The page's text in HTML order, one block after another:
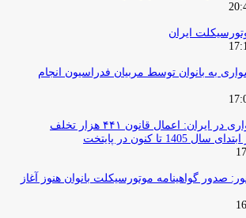
ایران
به بانوان توسط مربیان فدراسیون انجام
فاجعه موتورسواری در ایران: اعمال قانون ۴۴۱ هزار تخلف
تا کنون در پایتخت
صدور گواهینامه موتورسیکلت بانوان هنوز آغاز